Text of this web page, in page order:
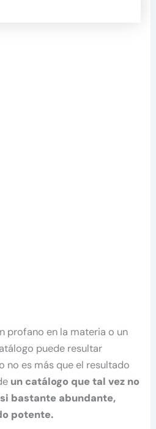
profano en la materia o un
puede resultar
no es más que el resultado
un catálogo que tal vez no
bastante abundante,
potente.